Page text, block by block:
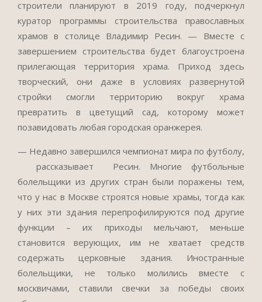
строители планируют в 2019 году, подчеркнул
куратор программы строительства православных
храмов в столице Владимир Ресин. — Вместе с
завершением строительства будет благоустроена
прилегающая территория храма. Приход здесь
творческий, они даже в условиях развернутой
стройки смогли территорию вокруг храма
превратить в цветущий сад, которому может
позавидовать любая городская оранжерея.
— Недавно завершился чемпионат мира по футболу,
рассказывает Ресин. Многие футбольные
болельщики из других стран были поражены тем,
что у нас в Москве строятся новые храмы, тогда как
у них эти здания перепрофилируются под другие
функции – их приходы мельчают, меньше
становится верующих, им не хватает средств
содержать церковные здания. Иностранные
болельщики, не только молились вместе с
москвичами, ставили свечки за победы своих